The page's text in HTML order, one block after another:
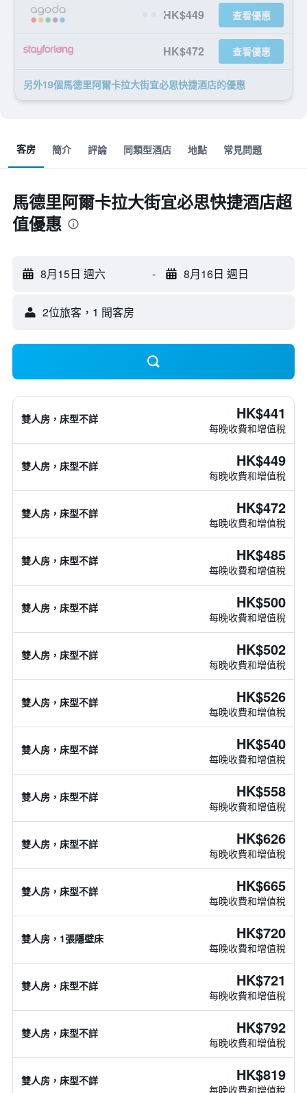
HK$449 查看優惠
HK$472 查看優惠
另外19個馬德里阿爾卡拉大街宜必思快捷酒店​的優惠
客房 簡介 評論 同類型酒店 地點 常見問題
馬德里阿爾卡拉大街宜必思快捷酒店超
值優惠
8月15日 週六 - 8月16日 週日
2位旅客，1 間客房
雙人房，床型不詳 HK$441
每晚收費和增值稅
雙人房，床型不詳 HK$449
每晚收費和增值稅
雙人房，床型不詳 HK$472
每晚收費和增值稅
雙人房，床型不詳 HK$485
每晚收費和增值稅
雙人房，床型不詳 HK$500
每晚收費和增值稅
雙人房，床型不詳 HK$502
每晚收費和增值稅
雙人房，床型不詳 HK$526
每晚收費和增值稅
雙人房，床型不詳 HK$540
每晚收費和增值稅
雙人房，床型不詳 HK$558
每晚收費和增值稅
雙人房，床型不詳 HK$626
每晚收費和增值稅
雙人房，床型不詳 HK$665
每晚收費和增值稅
雙人房，1張隱壁床 HK$720
每晚收費和增值稅
雙人房，床型不詳 HK$721
每晚收費和增值稅
雙人房，床型不詳 HK$792
每晚收費和增值稅
雙人房，床型不詳 HK$819
每晚收費和增值稅